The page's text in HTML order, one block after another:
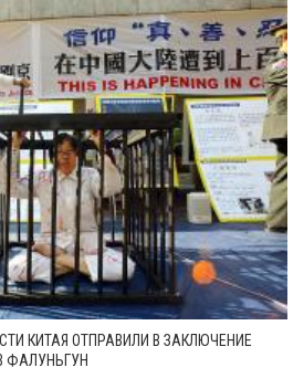
КИТАЯ ОТПРАВИЛИ В ЗАКЛЮЧЕНИЕ
ФАЛУНЬГУН